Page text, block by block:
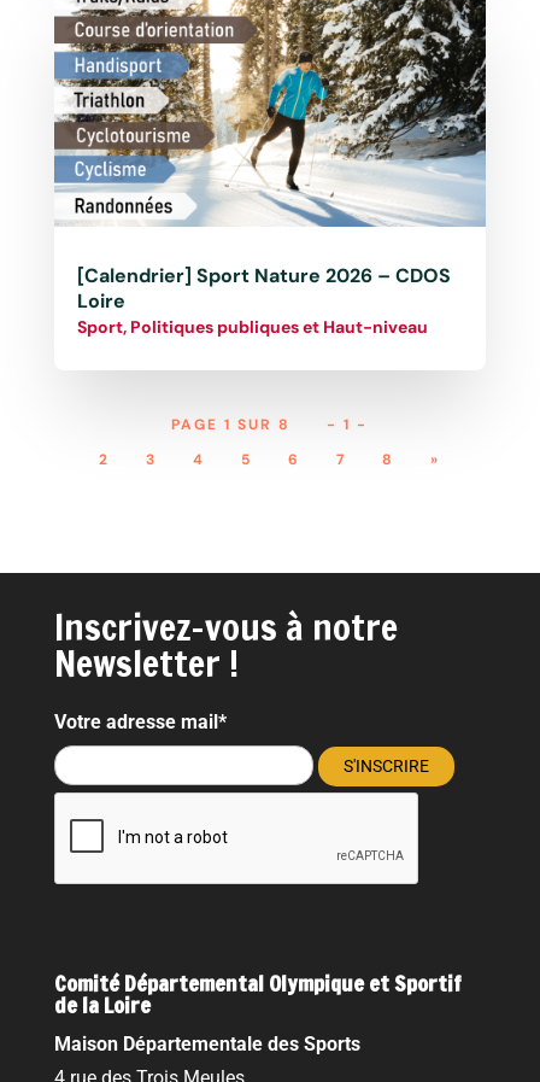
[Calendrier] Sport Nature 2026 – CDOS
Loire
Sport, Politiques publiques et Haut-niveau
PAGE 1 SUR 8
- 1 -
2
3 4 5 6 7 8 »
Inscrivez-vous à notre
Newsletter !
Votre adresse mail*
Comité Départemental Olympique et Sportif
de la Loire
Maison Départementale des Sports